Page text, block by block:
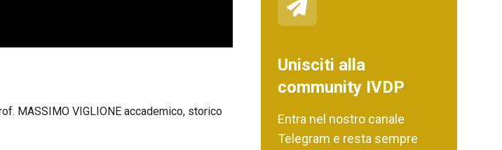
MASSIMO VIGLIONE accademico, storico
Unisciti alla
community IVDP
Entra nel nostro canale
Telegram e resta sempre